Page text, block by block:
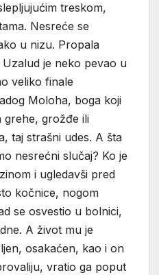
treskom,
Nesreće se
u nizu. Propala
je neko pevao u
veliko finale
Moloha, boga koji
grehe, grožđe ili
taj strašni udes. A šta
nesrećni slučaj? Ko je
i ugledavši pred
kočnice, nogom
se osvestio u bolnici,
A život mu je
osakaćen, kao i on
vratio ga poput